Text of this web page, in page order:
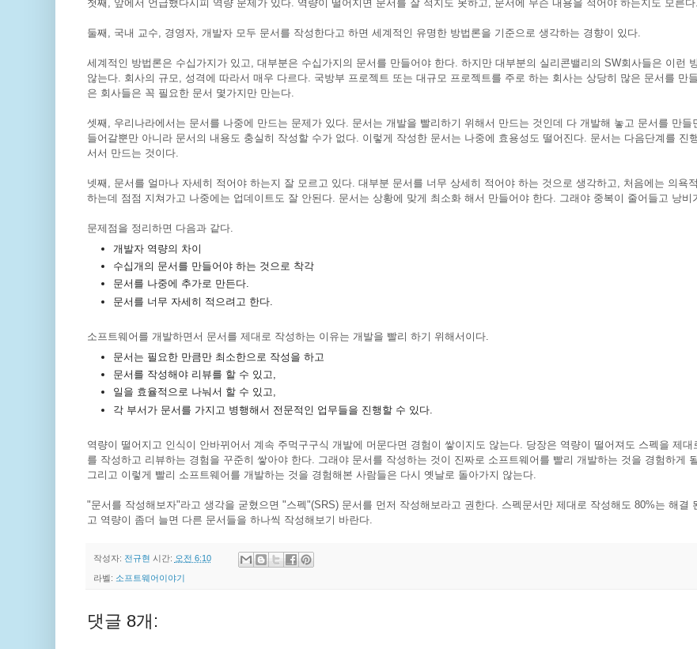
첫째, 앞에서 언급했다시피 역량 문제가 있다. 역량이 떨어지면 문서를 잘 적지도 못하고, 문서에 무슨 내용을 적어야 하는지도 모른다.
둘째, 국내 교수, 경영자, 개발자 모두 문서를 작성한다고 하면 세계적인 유명한 방법론을 기준으로 생각하는 경향이 있다.
세계적인 방법론은 수십가지가 있고, 대부분은 수십가지의 문서를 만들어야 한다. 하지만 대부분의 실리콘밸리의 SW회사들은 이런
않는다. 회사의 규모, 성격에 따라서 매우 다르다. 국방부 프로젝트 또는 대규모 프로젝트를 주로 하는 회사는 상당히 많은 문서를 만
은 회사들은 꼭 필요한 문서 몇가지만 만는다.
셋째, 우리나라에서는 문서를 나중에 만드는 문제가 있다. 문서는 개발을 빨리하기 위해서 만드는 것인데 다 개발해 놓고 문서를 만들
들어갈뿐만 아니라 문서의 내용도 충실히 작성할 수가 없다. 이렇게 작성한 문서는 나중에 효용성도 떨어진다. 문서는 다음단계를 진
서서 만드는 것이다.
넷째, 문서를 얼마나 자세히 적어야 하는지 잘 모르고 있다. 대부분 문서를 너무 상세히 적어야 하는 것으로 생각하고, 처음에는 의욕
하는데 점점 지쳐가고 나중에는 업데이트도 잘 안된다. 문서는 상황에 맞게 최소화 해서 만들어야 한다. 그래야 중복이 줄어들고 낭비
문제점을 정리하면 다음과 같다.
개발자 역량의 차이
수십개의 문서를 만들어야 하는 것으로 착각
문서를 나중에 추가로 만든다.
문서를 너무 자세히 적으려고 한다.
소프트웨어를 개발하면서 문서를 제대로 작성하는 이유는 개발을 빨리 하기 위해서이다.
문서는 필요한 만큼만 최소한으로 작성을 하고
문서를 작성해야 리뷰를 할 수 있고,
일을 효율적으로 나눠서 할 수 있고,
각 부서가 문서를 가지고 병행해서 전문적인 업무들을 진행할 수 있다.
역량이 떨어지고 인식이 안바뀌어서 계속 주먹구구식 개발에 머문다면 경험이 쌓이지도 않는다. 당장은 역량이 떨어져도 스펙을 제대
를 작성하고 리뷰하는 경험을 꾸준히 쌓아야 한다. 그래야 문서를 작성하는 것이 진짜로 소프트웨어를 빨리 개발하는 것을 경험하게
그리고 이렇게 빨리 소프트웨어를 개발하는 것을 경험해본 사람들은 다시 옛날로 돌아가지 않는다.
"문서를 작성해보자"라고 생각을 굳혔으면 "스펙"(SRS) 문서를 먼저 작성해보라고 권한다. 스펙문서만 제대로 작성해도 80%는 해결
고 역량이 좀더 늘면 다른 문서들을 하나씩 작성해보기 바란다.
작성자: 전규현 시간: 오전 6:10
라벨: 소프트웨어이야기
댓글 8개: